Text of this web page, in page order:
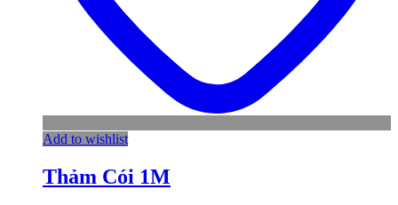
Add to wishlist
Thảm Cói 1M